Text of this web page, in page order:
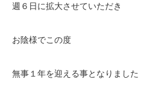
週６日に拡大させていただき
お陰様でこの度
無事１年を迎える事となりました